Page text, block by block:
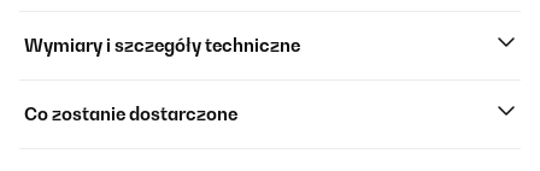
Wymiary i szczegóły techniczne
Co zostanie dostarczone